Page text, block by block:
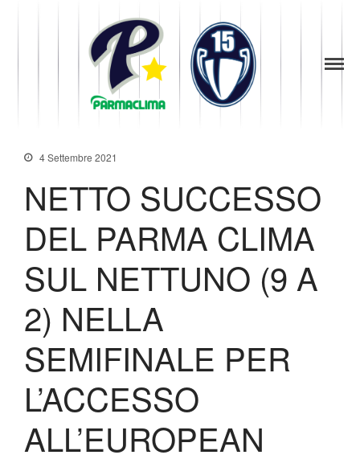
Organigramma
Diventa Socio
Storia
Codice di Condotta
Palmares
Maglie Ritirate
Contatti
Lo Stadio
Shop
4 Settembre 2021
NETTO SUCCESSO
DEL PARMA CLIMA
SUL NETTUNO (9 A
2) NELLA
SEMIFINALE PER
L’ACCESSO
ALL’EUROPEAN